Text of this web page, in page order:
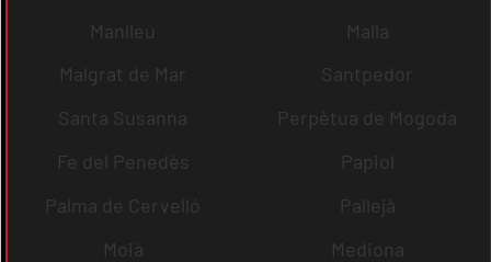
Manlleu
Malla
Malgrat de Mar
Santpedor
Santa Susanna
Perpètua de Mogoda
Fe del Penedès
Papiol
Palma de Cervelló
Pallejà
Moià
Mediona